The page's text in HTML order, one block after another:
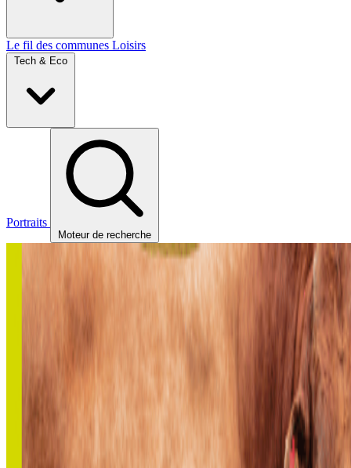
Le fil des communes Loisirs
Tech & Eco
Portraits
Moteur de recherche